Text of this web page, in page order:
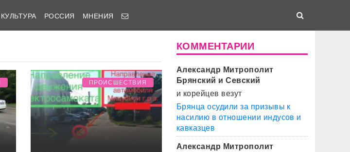
КУЛЬТУРА РОССИЯ МНЕНИЯ
ПРОИСШЕСТВИЯ
КОММЕНТАРИИ
Александр Митрополит
Брянский и Севский
и корейцев везут
Брянца осудили за призывы к
насилию в отношении индусов и
кавказцев
Александр Митрополит